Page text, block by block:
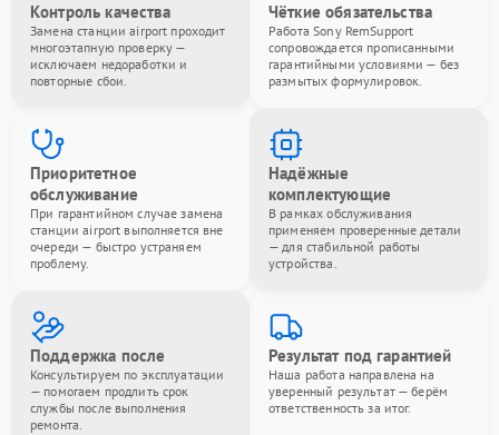
Контроль качества
Замена станции airport проходит
многоэтапную проверку —
исключаем недоработки и
повторные сбои.
Чёткие обязательства
Работа Sony RemSupport
сопровождается прописанными
гарантийными условиями — без
размытых формулировок.
Приоритетное
обслуживание
При гарантийном случае замена
станции airport выполняется вне
очереди — быстро устраняем
проблему.
Надёжные
комплектующие
В рамках обслуживания
применяем проверенные детали
— для стабильной работы
устройства.
Поддержка после
Консультируем по эксплуатации
— помогаем продлить срок
службы после выполнения
ремонта.
Результат под гарантией
Наша работа направлена на
уверенный результат — берём
ответственность за итог.